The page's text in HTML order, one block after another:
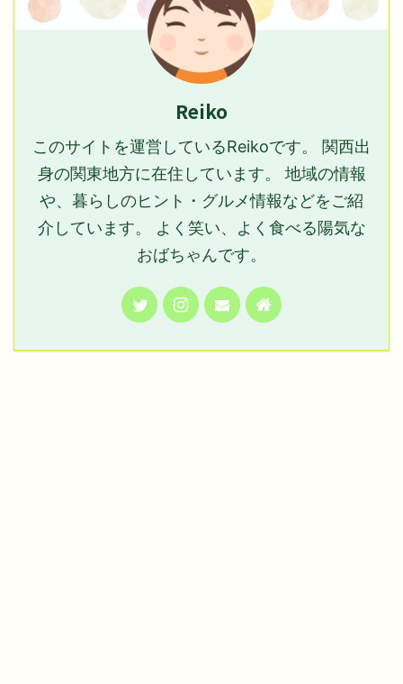
Reiko
このサイトを運営しているReikoです。 関西出
身の関東地方に在住しています。 地域の情報
や、暮らしのヒント・グルメ情報などをご紹
介しています。 よく笑い、よく食べる陽気な
おばちゃんです。